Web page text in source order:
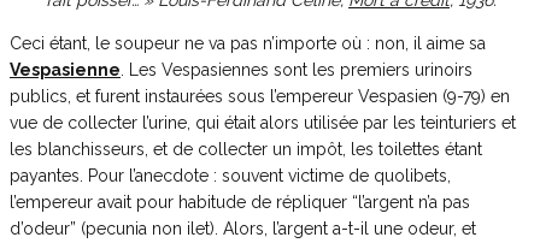
Ceci étant, le soupeur ne va pas n’importe où : non, il aime sa
Vespasienne . Les Vespasiennes sont les premiers urinoirs
publics, et furent instaurées sous l’empereur Vespasien (9-79) en
vue de collecter l’urine, qui était alors utilisée par les teinturiers et
les blanchisseurs, et de collecter un impôt, les toilettes étant
payantes. Pour l’anecdote : souvent victime de quolibets,
l’empereur avait pour habitude de répliquer “l’argent n’a pas
d’odeur” (pecunia non ilet). Alors, l’argent a-t-il une odeur, et